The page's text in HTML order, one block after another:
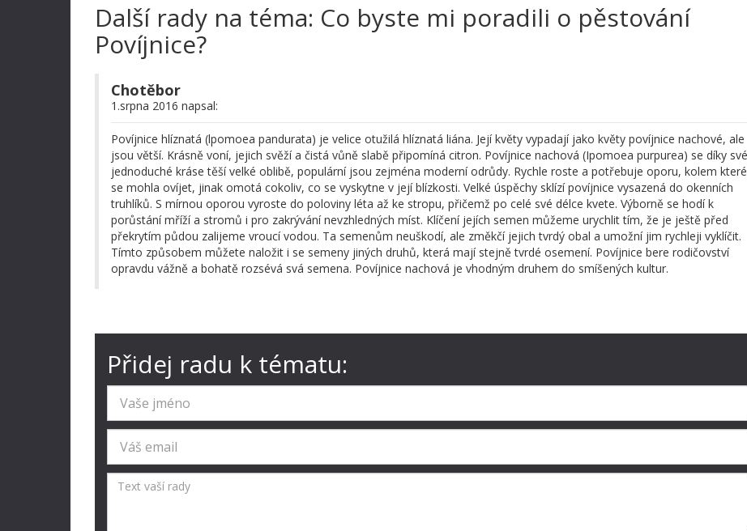
Další rady na téma: Co byste mi poradili o pěstování
Povíjnice?
Chotěbor
1.srpna 2016 napsal:
Povíjnice hlíznatá (lpomoea pandurata) je velice otužilá hlíznatá liána. Její květy vypadají jako květy povíjnice nachové, ale
jsou větší. Krásně voní, jejich svěží a čistá vůně slabě připomíná citron. Povíjnice nachová (Ipomoea purpurea) se díky své
jednoduché kráse těší velké oblibě, populární jsou zejména moderní odrůdy. Rychle roste a potřebuje oporu, kolem
se mohla ovíjet, jinak omotá cokoliv, co se vyskytne v její blízkosti. Velké úspěchy sklízí povíjnice vysazená do okenních
truhlíků. S mírnou oporou vyroste do poloviny léta až ke stropu, přičemž po celé své délce kvete. Výborně se hodí k
porůstání mříží a stromů i pro zakrývání nevzhledných míst. Klíčení jejích semen můžeme urychlit tím, že je ještě před
překrytím půdou zalijeme vroucí vodou. Ta semenům neuškodí, ale změkčí jejich tvrdý obal a umožní jim rychleji vyklíčit.
Tímto způsobem můžete naložit i se semeny jiných druhů, která mají stejně tvrdé osemení. Povíjnice bere rodičovství
opravdu vážně a bohatě rozsévá svá semena. Povíjnice nachová je vhodným druhem do smíšených kultur.
Přidej radu k tématu: